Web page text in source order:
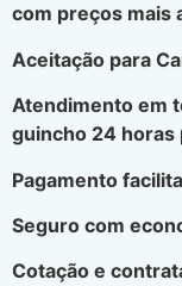
com preços mais
Aceitação para
Atendimento em
guincho 24 horas
Pagamento
Seguro com
Cotação e